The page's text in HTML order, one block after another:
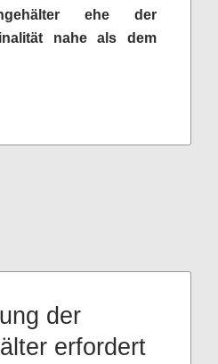
ehe der
nahe als dem
der
erfordert